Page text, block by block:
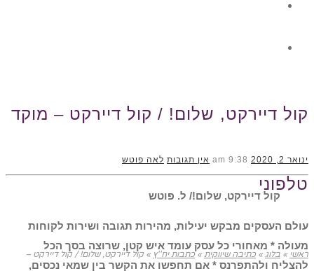
קול דיירקט, שלום! / קול דיירקט – מוקד
טלפוני
ראשי » בלוג » כתיבה שיווקית » כתבות יח''ץ » קול דיירקט, שלום! / קול דיירקט –
ינואר 2, 2020 9:38 am אין תגובות לאה פוטש
קול דיירקט, שלום!/ ל. פוטש
עולם העסקים מבקש יעילות, מהירות תגובה ושירות לקוחות
מעולה * מאחורי כל עסק עומד איש קטן, שרוצה בסך הכל
להצליח ולהתפרנס * אם תחפשו את הקשר בין שמאי נכסים,